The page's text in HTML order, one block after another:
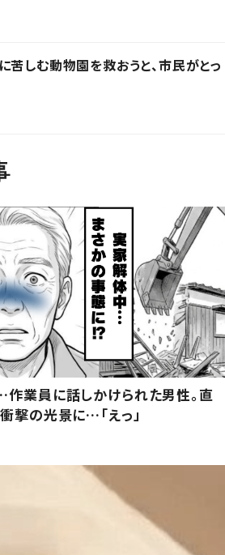
苦しむ動物園を救おうと、市民がとっ
業員に話しかけられた男性。直
撃の光景に…「えっ」